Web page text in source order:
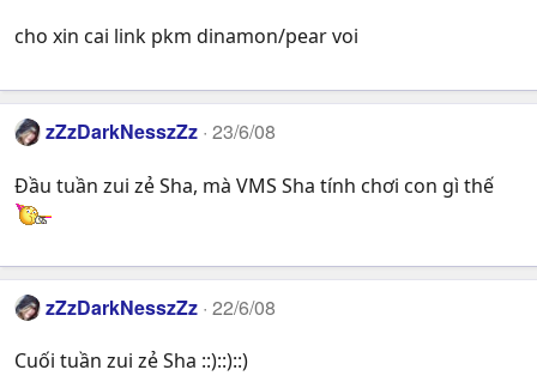
cho xin cai link pkm dinamon/pear voi
zZzDarkNesszZz 23/6/08
Đầu tuần zui zẻ Sha, mà VMS Sha tính chơi con gì thế
zZzDarkNesszZz 22/6/08
Cuối tuần zui zẻ Sha ::)::)::)